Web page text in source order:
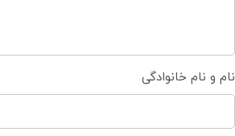
نام و نام خانوادگی